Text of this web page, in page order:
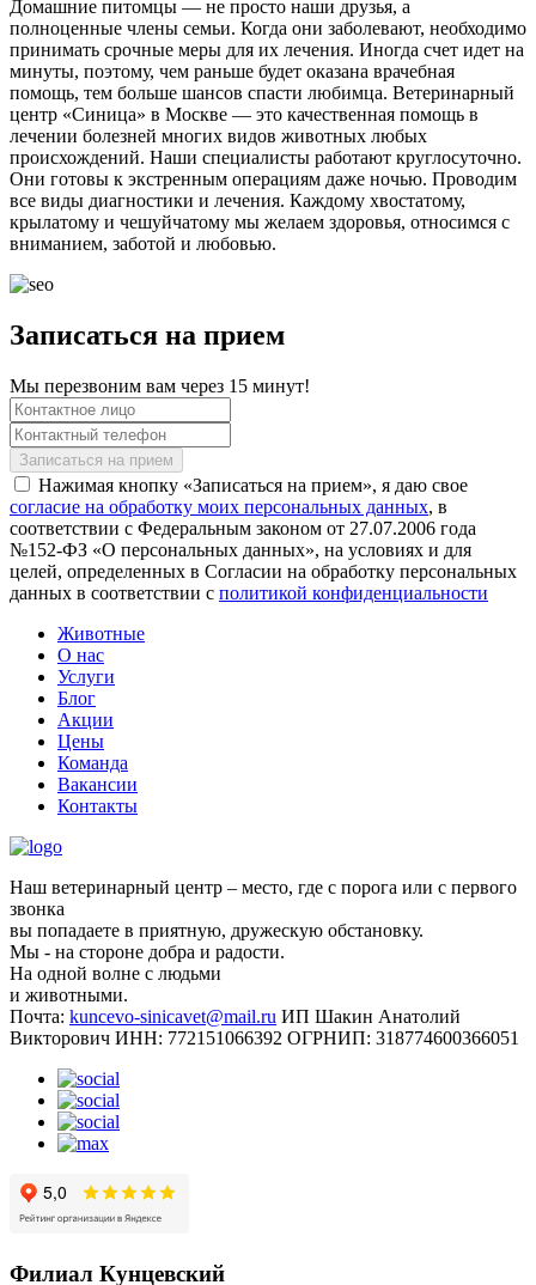
Домашние питомцы — не просто наши друзья, а
полноценные члены семьи. Когда они заболевают, необходимо
принимать срочные меры для их лечения. Иногда счет идет на
минуты, поэтому, чем раньше будет оказана врачебная
помощь, тем больше шансов спасти любимца. Ветеринарный
центр «Синица» в Москве — это качественная помощь в
лечении болезней многих видов животных любых
происхождений. Наши специалисты работают круглосуточно.
Они готовы к экстренным операциям даже ночью. Проводим
все виды диагностики и лечения. Каждому хвостатому,
крылатому и чешуйчатому мы желаем здоровья, относимся с
вниманием, заботой и любовью.
Записаться на прием
Мы перезвоним вам через 15 минут!
Нажимая кнопку «Записаться на прием», я даю свое
согласие на обработку моих персональных данных, в
соответствии с Федеральным законом от 27.07.2006 года
№152-ФЗ «О персональных данных», на условиях и для
целей, определенных в Согласии на обработку персональных
данных в соответствии с политикой конфиденциальности
Животные
О нас
Услуги
Блог
Акции
Цены
Команда
Вакансии
Контакты
Наш ветеринарный центр – место, где с порога или с первого
звонка
вы попадаете в приятную, дружескую обстановку.
Мы - на стороне добра и радости.
На одной волне с людьми
и животными.
Почта: kuncevo-sinicavet@mail.ru ИП Шакин Анатолий
Викторович ИНН: 772151066392 ОГРНИП: 318774600366051
Филиал Кунцевский